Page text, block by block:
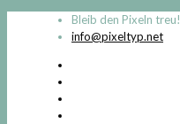
Bleib den Pixeln treu!
info@pixeltyp.net